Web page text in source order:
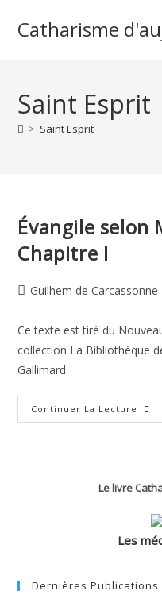
Catharisme
Saint Esprit
> Saint Esprit
Évangile selon
Chapitre I
Auteur/autrice
la
publication :
Guilhem de Carcassonne
Ce texte est tiré du
collection La Bibliothèque
Gallimard.
Continuer La Lecture
Le livre
Les
Dernières Publications